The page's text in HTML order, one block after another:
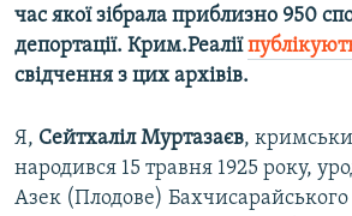
час якої зібрала приблизно 950
депортації. Крим.Реалії
свідчення з цих архівів.
Я, Сейтхаліл Муртазаєв,
народився 15 травня 1925 року,
Азек (Плодове)